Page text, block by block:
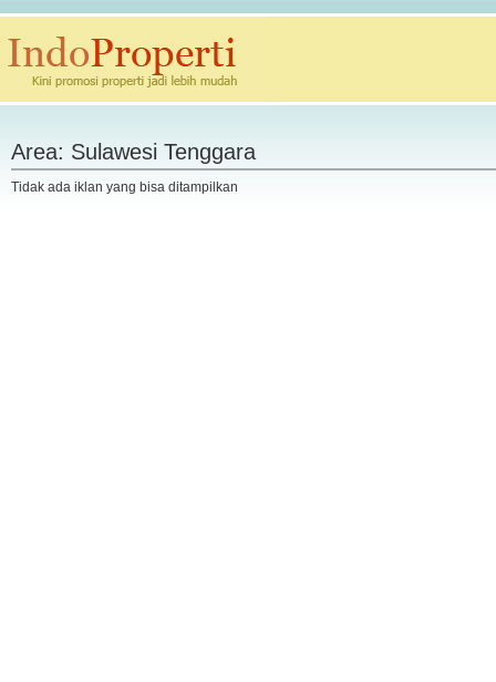
Area: Sulawesi Tenggara
Tidak ada iklan yang bisa ditampilkan